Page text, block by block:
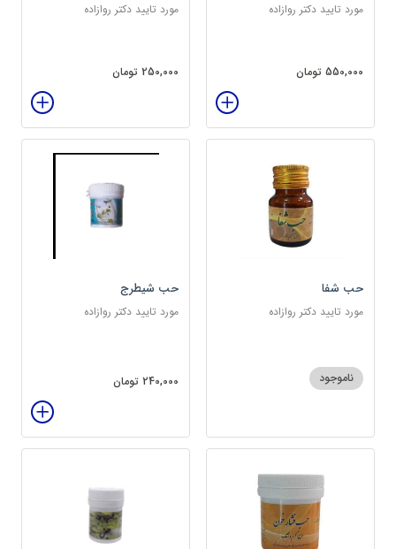
مورد تایید دکتر روازاده
550,000 تومان
مورد تایید دکتر روازاده
250,000 تومان
حب شفا
مورد تایید دکتر روازاده
ناموجود
حب شیطرج
مورد تایید دکتر روازاده
240,000 تومان